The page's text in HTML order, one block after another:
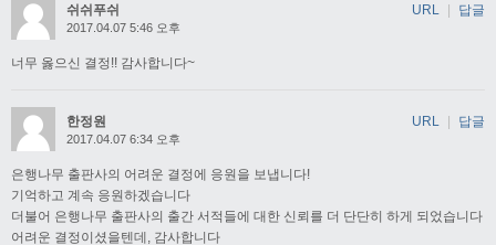
쉬쉬푸쉬
2017.04.07 5:46 오후
너무 옳으신 결정!! 감사합니다~
URL | 답글
한정원
2017.04.07 6:34 오후
은행나무 출판사의 어려운 결정에 응원을 보냅니다!
기억하고 계속 응원하겠습니다
더불어 은행나무 출판사의 출간 서적들에 대한 신뢰를 더 단단히 하게 되었습니다
어려운 결정이셨을텐데, 감사합니다
URL | 답글